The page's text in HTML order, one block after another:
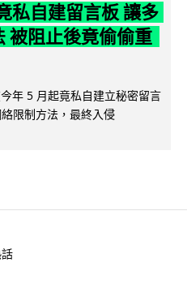
私自建留言板 讓多
被阻止後竟偷偷重
年 5 月起竟私自建立秘密留言
限制方法，最終入侵